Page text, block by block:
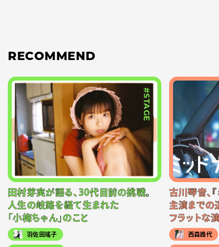
RECOMMEND
#STAGE
田村芽実が語る、30代目前の挑戦。
人生の岐路を経て生まれた
「小梅ちゃん」のこと
羽佐田瑤子
古川琴音、
主演までの
フラットな
西森路代